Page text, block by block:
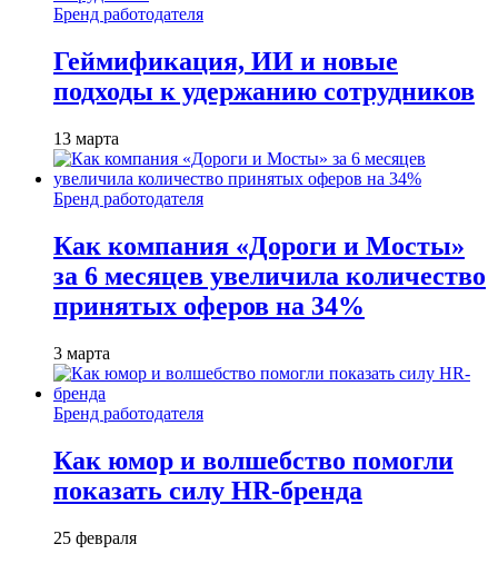
Бренд работодателя
Геймификация, ИИ и новые
подходы к удержанию сотрудников
13 марта
Бренд работодателя
Как компания «Дороги и Мосты»
за 6 месяцев увеличила количество
принятых оферов на 34%
3 марта
Бренд работодателя
Как юмор и волшебство помогли
показать силу HR-бренда
25 февраля